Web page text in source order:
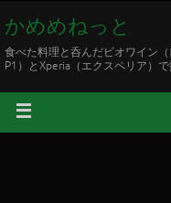
かめめねっと
食べた料理と呑んだビオワイン
P1）とXperia（エクスペリア）